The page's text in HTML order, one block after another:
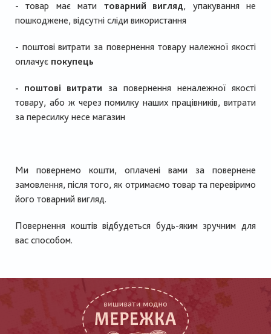
-товар має мати товарний вигляд, упакування не
пошкоджене, відсутні сліди використання
- поштові витрати за повернення товару належної якості
оплачує покупець
- поштові витрати за повернення неналежної якості
товару, або ж через помилку наших працівників, витрати
за пересилку несе магазин
Ми повернемо кошти, оплачені вами за повернене
замовлення, після того, як отримаємо товар та перевіримо
його товарний вигляд.
Повернення коштів відбудеться будь-яким зручним для
вас способом.